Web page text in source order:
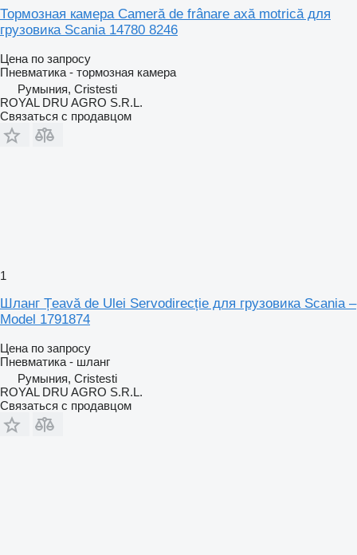
Тормозная камера Cameră de frânare axă motrică для
грузовика Scania 14780 8246
Цена по запросу
Пневматика - тормозная камера
Румыния, Cristesti
ROYAL DRU AGRO S.R.L.
Связаться с продавцом
1
Шланг Țeavă de Ulei Servodirecție для грузовика Scania –
Model 1791874
Цена по запросу
Пневматика - шланг
Румыния, Cristesti
ROYAL DRU AGRO S.R.L.
Связаться с продавцом